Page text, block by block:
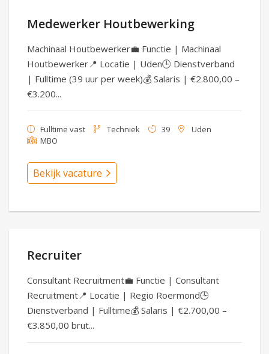
Medewerker Houtbewerking
Machinaal Houtbewerker💼 Functie | Machinaal
Houtbewerker📍 Locatie | Uden🕒 Dienstverband
| Fulltime (39 uur per week)💰 Salaris | €2.800,00 –
€3.200...
Fulltime vast Techniek 39
Uden
MBO
Bekijk vacature
Recruiter
Consultant Recruitment💼 Functie | Consultant
Recruitment📍 Locatie | Regio Roermond🕒
Dienstverband | Fulltime💰 Salaris | €2.700,00 –
€3.850,00 brut...